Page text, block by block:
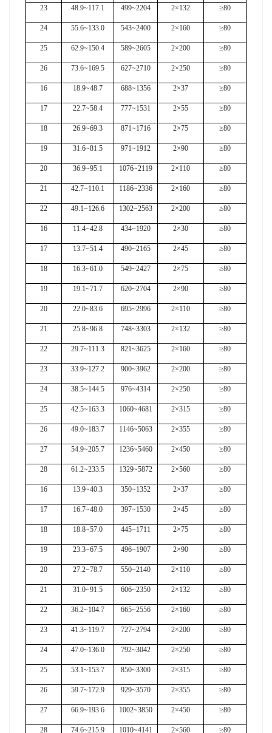
23 48.9~117.1 499~2204 2×132 ≥80
24 55.6~133.0 543~2400 2×160 ≥80
25 62.9~150.4 589~2605 2×200 ≥80
26 73.6~169.5 627~2710 2×250 ≥80
16 18.9~48.7 688~1356 2×37 ≥80
17 22.7~58.4 777~1531 2×55 ≥80
18 26.9~69.3 871~1716 2×75 ≥80
19 31.6~81.5 971~1912 2×90 ≥80
20 36.9~95.1 1076~2119 2×110 ≥80
21 42.7~110.1 1186~2336 2×160 ≥80
22 49.1~126.6 1302~2563 2×200 ≥80
16 11.4~42.8 434~1920 2×30 ≥80
17 13.7~51.4 490~2165 2×45 ≥80
18 16.3~61.0 549~2427 2×75 ≥80
19 19.1~71.7 620~2704 2×90 ≥80
20 22.0~83.6 695~2996 2×110 ≥80
21 25.8~96.8 748~3303 2×132 ≥80
22 29.7~111.3 821~3625 2×160 ≥80
23 33.9~127.2 900~3962 2×200 ≥80
24 38.5~144.5 976~4314 2×250 ≥80
25 42.5~163.3 1060~4681 2×315 ≥80
26 49.0~183.7 1146~5063 2×355 ≥80
27 54.9~205.7 1236~5460 2×450 ≥80
28 61.2~233.5 1329~5872 2×560 ≥80
16 13.9~40.3 350~1352 2×37 ≥80
17 16.7~48.0 397~1530 2×45 ≥80
18 18.8~57.0 445~1711 2×75 ≥80
19 23.3~67.5 496~1907 2×90 ≥80
20 27.2~78.7 550~2140 2×110 ≥80
21 31.0~91.5 606~2350 2×132 ≥80
22 36.2~104.7 665~2556 2×160 ≥80
23 41.3~119.7 727~2794 2×200 ≥80
24 47.0~136.0 792~3042 2×250 ≥80
25 53.1~153.7 850~3300 2×315 ≥80
26 59.7~172.9 929~3570 2×355 ≥80
27 66.9~193.6 1002~3850 2×450 ≥80
28 74.6~215.9 1010~4141 2×560 ≥80